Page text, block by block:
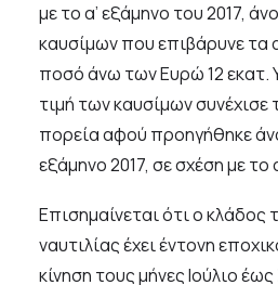
με το α’ εξάμηνο του 2017,
καυσίμων που επιβάρυνε τα
ποσό άνω των Ευρώ 12 εκατ.
τιμή των καυσίμων συνέχισε
πορεία αφού προηγήθηκε
εξάμηνο 2017, σε σχέση με το
Επισημαίνεται ότι ο κλάδος
ναυτιλίας έχει έντονη
κίνηση τους μήνες Ιούλιο